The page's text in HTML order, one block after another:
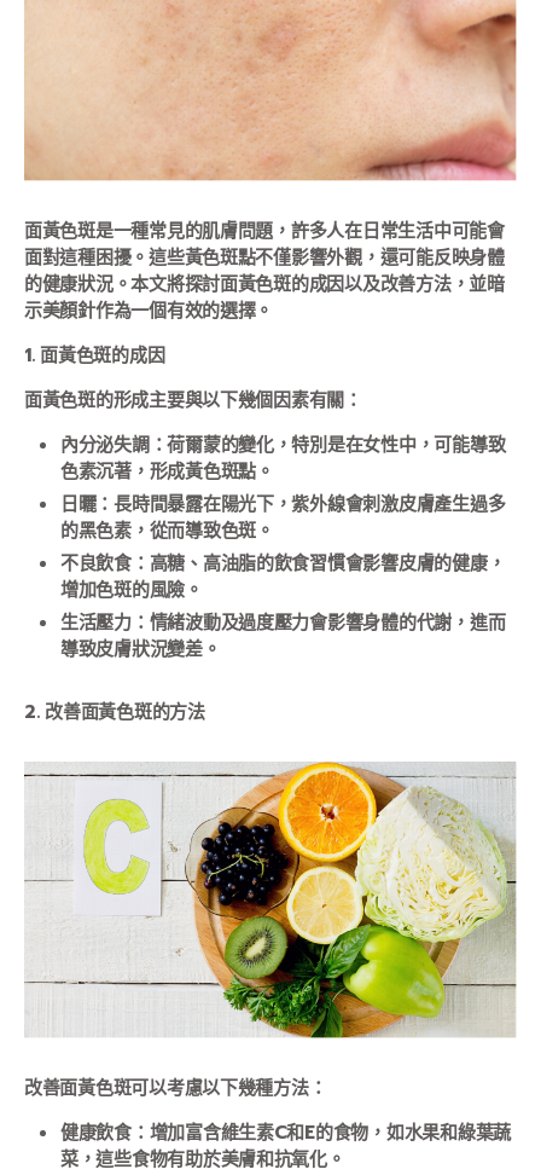
面黃色斑是一種常見的肌膚問題，許多人在日常生活中可能會
面對這種困擾。這些黃色斑點不僅影響外觀，還可能反映身體
的健康狀況。本文將探討面黃色斑的成因以及改善方法，並暗
示美顏針作為一個有效的選擇。
1. 面黃色斑的成因
面黃色斑的形成主要與以下幾個因素有關：
內分泌失調：荷爾蒙的變化，特別是在女性中，可能導致
色素沉著，形成黃色斑點。
日曬：長時間暴露在陽光下，紫外線會刺激皮膚產生過多
的黑色素，從而導致色斑。
不良飲食：高糖、高油脂的飲食習慣會影響皮膚的健康，
增加色斑的風險。
生活壓力：情緒波動及過度壓力會影響身體的代謝，進而
導致皮膚狀況變差。
2. 改善面黃色斑的方法
改善面黃色斑可以考慮以下幾種方法：
健康飲食：增加富含維生素C和E的食物，如水果和綠葉蔬
菜，這些食物有助於美膚和抗氧化。